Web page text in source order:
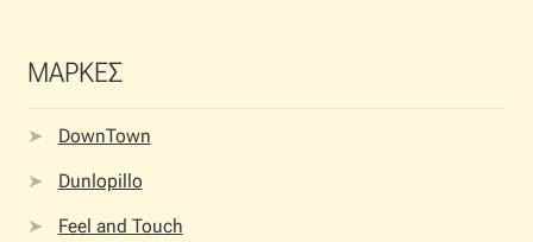
ΜΑΡΚΕΣ
DownTown
Dunlopillo
Feel and Touch